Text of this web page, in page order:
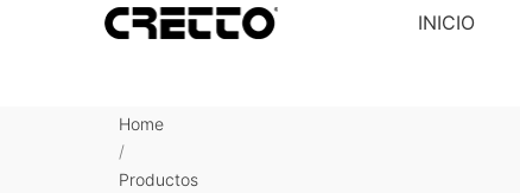
INICIO
Home
/
Productos